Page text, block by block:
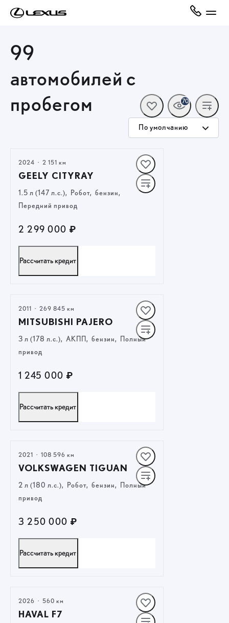
99
автомобилей с
пробегом
70
По умолчанию
2024 · 2 151 км
GEELY CITYRAY
1.5 л (147 л.с.), Робот, бензин,
Передний привод
2 299 000 ₽
Рассчитать кредит
2011 · 269 845 км
MITSUBISHI PAJERO
3 л (178 л.с.), АКПП, бензин, Полный
привод
1 245 000 ₽
Рассчитать кредит
2021 · 108 596 км
VOLKSWAGEN TIGUAN
2 л (180 л.с.), Робот, бензин, Полный
привод
3 250 000 ₽
Рассчитать кредит
2026 · 560 км
HAVAL F7